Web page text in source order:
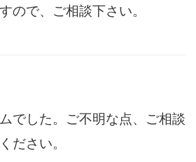
ので、ご相談下さい。
でした。ご不明な点、ご相談
ださい。